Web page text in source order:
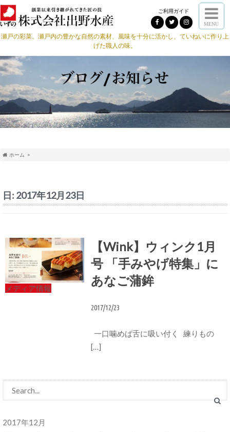
ご利用ガイド
MENU
瀬戸の彩菜。瀬戸内の豊かな自然の素材、風味を十分に活かし、ていねいに作り上
げた職人の味。
ホーム
日: 2017年12月23日
メディア情報
【Wink】ウィンク1月
号 「手みやげ特集」に
あなご蒲鉾
2017/12/23
一口噛めば舌に吸い付く 練りもの
[…]
2017年12月